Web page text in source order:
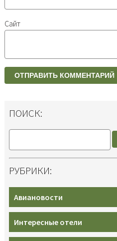
Сайт
ПОИСК:
РУБРИКИ:
Авиановости
Интересные отели